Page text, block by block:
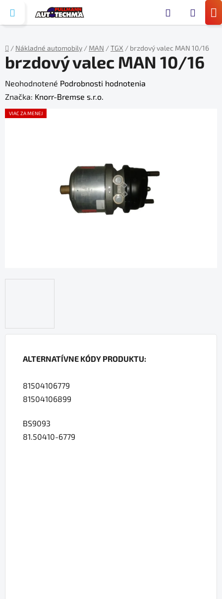
obsah
Domov
/ Nákladné automobily / MAN /TGX / brzdový valec MAN 10/16
ALTERNATÍVNE KÓDY PRODUKTU:
81504106779
81504106899
BS9093
81.50410-6779
brzdový valec MAN 10/16
Priemerné
hodnotenie
produktu
Neohodnotené Podrobnosti hodnotenia
Značka: Knorr-Bremse s.r.o.
VIAC ZA MENEJ